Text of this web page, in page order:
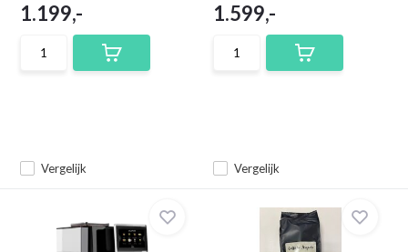
Vergelijk
1.199,-
Vergelijk
1.599,-